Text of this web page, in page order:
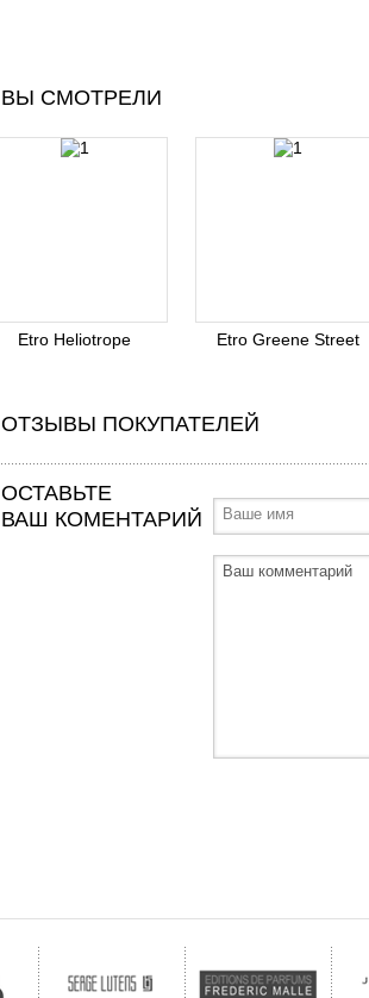
ВЫ СМОТРЕЛИ
Etro Heliotrope Etro Greene Street
ОТЗЫВЫ ПОКУПАТЕЛЕЙ
ОСТАВЬТЕ
ВАШ КОМЕНТАРИЙ